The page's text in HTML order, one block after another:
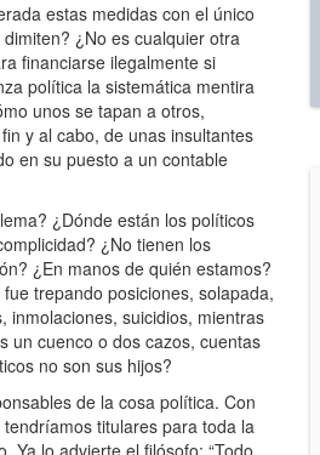
estas medidas con el único
¿No es cualquier otra
financiarse ilegalmente si
política la sistemática mentira
unos se tapan a otros,
y al cabo, de unas insultantes
en su puesto a un contable
¿Dónde están los políticos
¿No tienen los
¿En manos de quién estamos?
trepando posiciones, solapada,
inmolaciones, suicidios, mientras
un cuenco o dos cazos, cuentas
no son sus hijos?
de la cosa política. Con
titulares para toda la